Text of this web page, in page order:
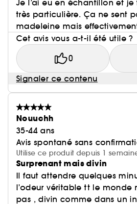
Je l’ai eu en échantillon et je
très particulière. Ça ne sent
madeleine mais
Cet avis vous a-t-il été utile ?
0
Signaler ce contenu
Nouuchh
35-44 ans
Avis spontané sans
Utilise ce produit depuis 1
Surprenant mais divin
Il faut attendre quelques
l’odeur véritable tt le monde
pas , divin comme dans un